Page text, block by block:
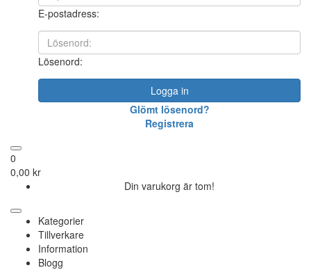
E-postadress:
Lösenord:
Logga in
Glömt lösenord?
Registrera
0
0,00 kr
Din varukorg är tom!
Kategorier
Tillverkare
Information
Blogg